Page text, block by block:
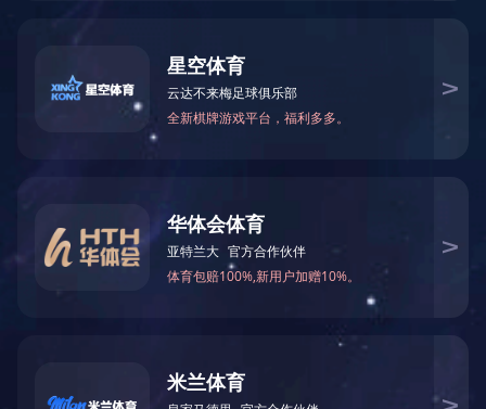
万仁药业：万民为先，以仁为本！